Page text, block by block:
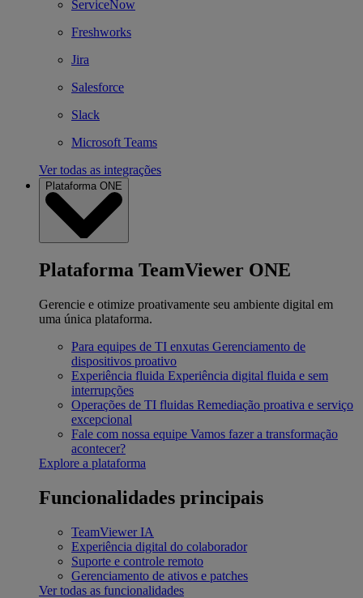
ServiceNow
Freshworks
Jira
Salesforce
Slack
Microsoft Teams
Ver todas as integrações
Plataforma ONE
Plataforma TeamViewer ONE
Gerencie e otimize proativamente seu ambiente digital em
uma única plataforma.
Para equipes de TI enxutas Gerenciamento de
dispositivos proativo
Experiência fluida Experiência digital fluida e sem
interrupções
Operações de TI fluidas Remediação proativa e serviço
excepcional
Fale com nossa equipe Vamos fazer a transformação
acontecer?
Explore a plataforma
Funcionalidades principais
TeamViewer IA
Experiência digital do colaborador
Suporte e controle remoto
Gerenciamento de ativos e patches
Ver todas as funcionalidades